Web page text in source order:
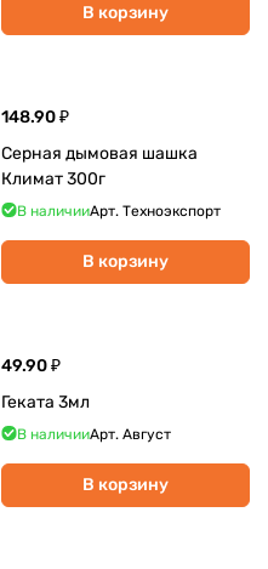
В корзину
148.90 ₽
Серная дымовая шашка
Климат 300г
В наличииАрт. Техноэкспорт
В корзину
49.90 ₽
Геката 3мл
В наличииАрт. Август
В корзину